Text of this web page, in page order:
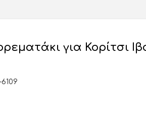
για Κορίτσι